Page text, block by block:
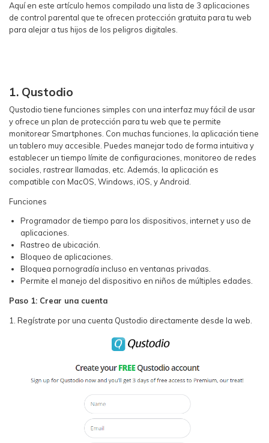
Aquí en este artículo hemos compilado una lista de 3 aplicaciones
de control parental que te ofrecen protección gratuita para tu web
para alejar a tus hijos de los peligros digitales.
1. Qustodio
Qustodio tiene funciones simples con una interfaz muy fácil de usar
y ofrece un plan de protección para tu web que te permite
monitorear Smartphones. Con muchas funciones, la aplicación tiene
un tablero muy accesible. Puedes manejar todo de forma intuitiva y
establecer un tiempo límite de configuraciones, monitoreo de redes
sociales, rastrear llamadas, etc. Además, la aplicación es
compatible con MacOS, Windows, iOS, y Android.
Funciones
Programador de tiempo para los dispositivos, internet y uso de
aplicaciones.
Rastreo de ubicación.
Bloqueo de aplicaciones.
Bloquea pornogradía incluso en ventanas privadas.
Permite el manejo del dispositivo en niños de múltiples edades.
Paso 1: Crear una cuenta
1. Regístrate por una cuenta Qustodio directamente desde la web.